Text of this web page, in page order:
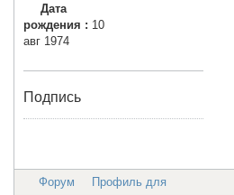
Дата
рождения : 10
авг 1974
Подпись
Форум
Профиль для